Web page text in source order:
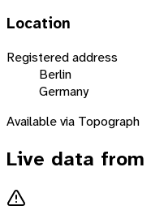
Location
Registered address
Berlin
Germany
Available via Topograph
Live data from